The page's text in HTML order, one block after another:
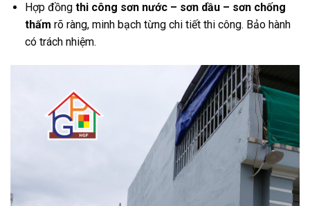
Hợp đồngthi công sơn nước – sơn dầu – sơn chống
thấm rõ ràng, minh bạch từng chi tiết thi công. Bảo hành
có trách nhiệm.